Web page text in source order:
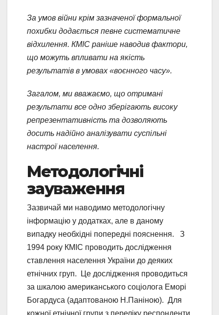
За умов війни крім зазначеної формальної
похибки додається певне систематичне
відхилення. КМІС раніше наводив фактори,
що можуть впливати на якість
результатів в умовах «воєнного часу».
Загалом, ми вважаємо, що отримані
результати все одно зберігають високу
репрезентативність та дозволяють
досить надійно аналізувати суспільні
настрої населення.
Методологічні
зауваження
Зазвичай ми наводимо методологічну
інформацію у додатках, але в даному
випадку необхідні попередні пояснення. З
1994 року КМІС проводить дослідження
ставлення населення України до деяких
етнічних груп. Це дослідження проводиться
за шкалою американського соціолога Еморі
Богардуса (адаптованою Н.Паніною). Для